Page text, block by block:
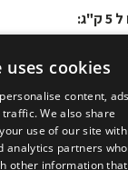
cookies
content, ads
We also share
use of our site with
analytics partners who
other information that